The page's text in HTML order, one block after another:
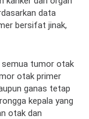
data
bersifat jinak,
semua tumor otak
otak primer
ganas tetap
kepala yang
otak dan